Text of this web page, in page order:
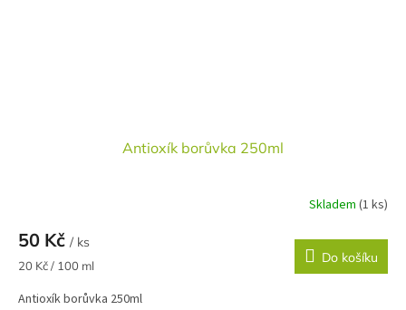
Antioxík borůvka 250ml
Skladem (1 ks)
50 Kč / ks
Měrná
20 Kč / 100 ml Do košíku
Antioxík borůvka 250ml